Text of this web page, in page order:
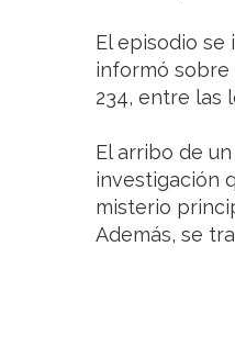
El episodio se
informó sobre
234, entre las
El arribo de
investigación
misterio
Además, se